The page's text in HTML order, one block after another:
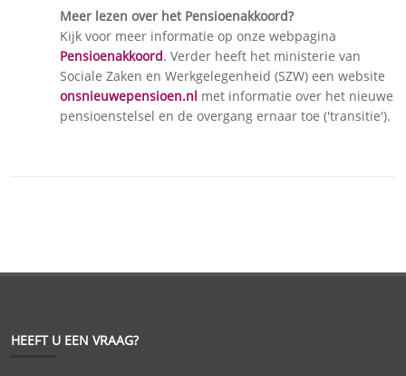
Meer lezen over het Pensioenakkoord?
Kijk voor meer informatie op onze webpagina
Pensioenakkoord. Verder heeft het ministerie van
Sociale Zaken en Werkgelegenheid (SZW) een website
onsnieuwepensioen.nl met informatie over het nieuwe
pensioenstelsel en de overgang ernaar toe ('transitie').
HEEFT U EEN VRAAG?